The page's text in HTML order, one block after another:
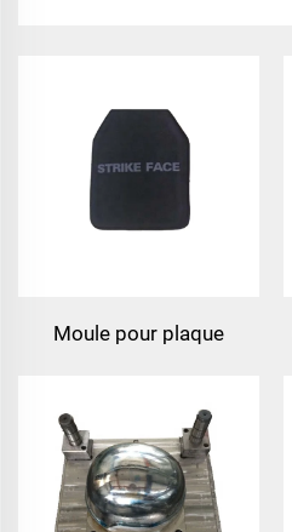
Moule pour plaque
2/4/8/16 cavités uhmwpe
moule pour plaque en
fibre d'aramide moulage
par compression